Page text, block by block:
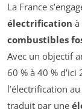
La France
électrification à
combustibles
Avec un objectif
60 % à 40 %
l’électrification
traduit par une